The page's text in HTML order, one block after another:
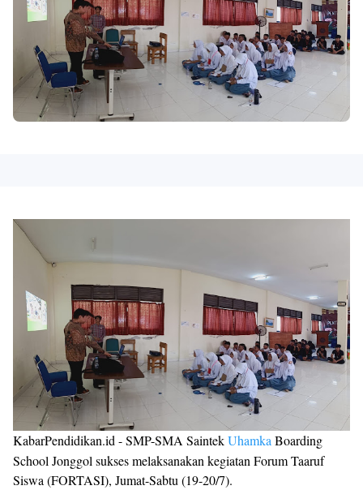
KabarPendidikan.id - SMP-SMA SaintekUhamkaBoarding
School Jonggol sukses melaksanakan kegiatan Forum Taaruf
Siswa (FORTASI), Jumat-Sabtu (19-20/7).